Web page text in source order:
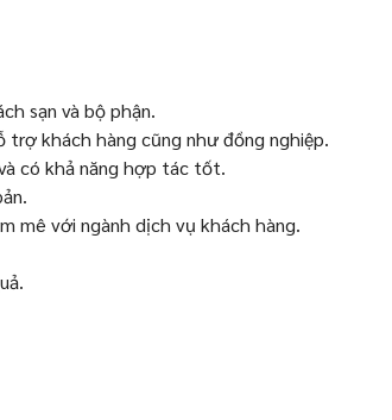
sạn và bộ phận.
trợ khách hàng cũng như đồng nghiệp.
có khả năng hợp tác tốt.
mê với ngành dịch vụ khách hàng.